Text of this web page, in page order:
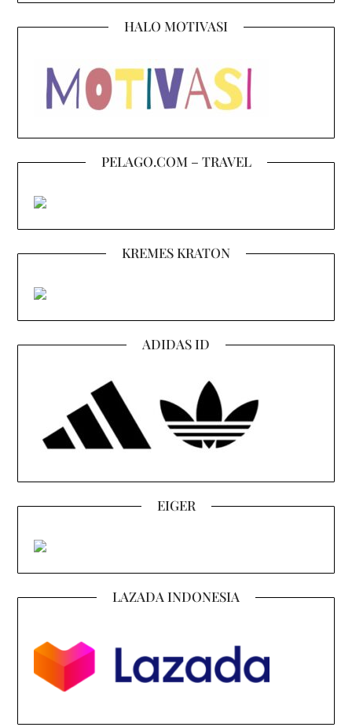
HALO MOTIVASI
PELAGO.COM – TRAVEL
KREMES KRATON
ADIDAS ID
EIGER
LAZADA INDONESIA